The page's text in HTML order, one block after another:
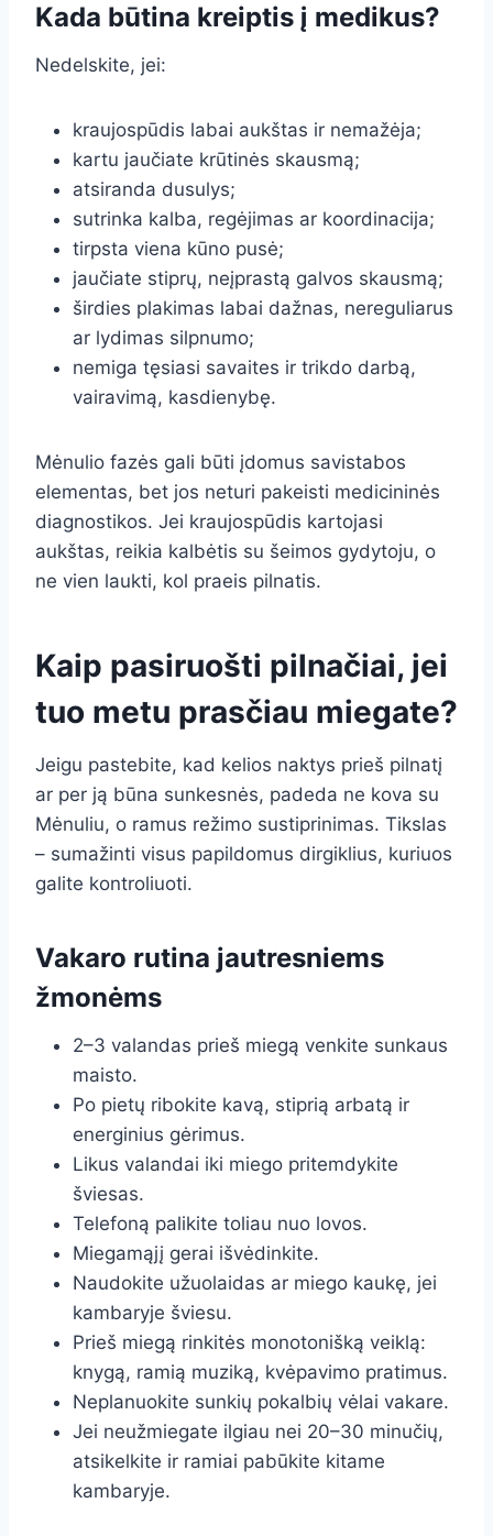
Kada būtina kreiptis į medikus?
Nedelskite, jei:
kraujospūdis labai aukštas ir nemažėja;
kartu jaučiate krūtinės skausmą;
atsiranda dusulys;
sutrinka kalba, regėjimas ar koordinacija;
tirpsta viena kūno pusė;
jaučiate stiprų, neįprastą galvos skausmą;
širdies plakimas labai dažnas, nereguliarus
ar lydimas silpnumo;
nemiga tęsiasi savaites ir trikdo darbą,
vairavimą, kasdienybę.
Mėnulio fazės gali būti įdomus savistabos
elementas, bet jos neturi pakeisti medicininės
diagnostikos. Jei kraujospūdis kartojasi
aukštas, reikia kalbėtis su šeimos gydytoju, o
ne vien laukti, kol praeis pilnatis.
Kaip pasiruošti pilnačiai, jei
tuo metu prasčiau miegate?
Jeigu pastebite, kad kelios naktys prieš pilnatį
ar per ją būna sunkesnės, padeda ne kova su
Mėnuliu, o ramus režimo sustiprinimas. Tikslas
– sumažinti visus papildomus dirgiklius, kuriuos
galite kontroliuoti.
Vakaro rutina jautresniems
žmonėms
2–3 valandas prieš miegą venkite sunkaus
maisto.
Po pietų ribokite kavą, stiprią arbatą ir
energinius gėrimus.
Likus valandai iki miego pritemdykite
šviesas.
Telefoną palikite toliau nuo lovos.
Miegamąjį gerai išvėdinkite.
Naudokite užuolaidas ar miego kaukę, jei
kambaryje šviesu.
Prieš miegą rinkitės monotonišką veiklą:
knygą, ramią muziką, kvėpavimo pratimus.
Neplanuokite sunkių pokalbių vėlai vakare.
Jei neužmiegate ilgiau nei 20–30 minučių,
atsikelkite ir ramiai pabūkite kitame
kambaryje.